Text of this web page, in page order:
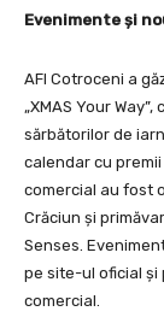
Evenimente și
AFI Cotroceni a
„XMAS Your
sărbătorilor de
calendar cu
comercial au fost
Crăciun și
Senses.
pe site-ul oficial și
comercial.